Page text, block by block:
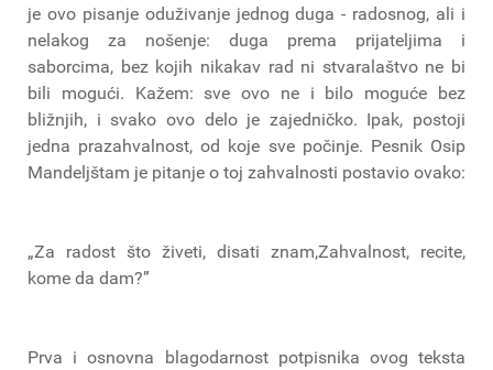
je ovo pisanje oduživanje jednog duga - radosnog, ali i
nelakog za nošenje: duga prema prijateljima i
saborcima, bez kojih nikakav rad ni stvaralaštvo ne bi
bili mogući. Kažem: sve ovo ne i bilo moguće bez
bližnjih, i svako ovo delo je zajedničko. Ipak, postoji
jedna prazahvalnost, od koje sve počinje. Pesnik Osip
Mandeljštam je pitanje o toj zahvalnosti postavio ovako:
„Za radost što živeti, disati znam,Zahvalnost, recite,
kome da dam?”
Prva i osnovna blagodarnost potpisnika ovog teksta